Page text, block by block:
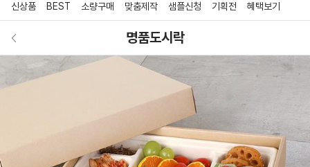
신상품 BEST 소량구매 맞춤제작 샘플신청 기획전 혜택보기
명품도시락